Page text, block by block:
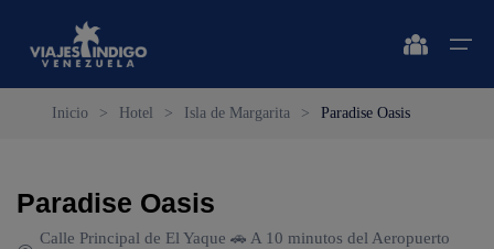
Destinos
Destinos
🔍 Sol y Playa
🔍 Naturaleza y Ciudad
Inicio > Hotel > Isla de Margarita > Paradise Oasis
Paradise Oasis
Calle Principal de El Yaque 🚗 A 10 minutos del Aeropuerto